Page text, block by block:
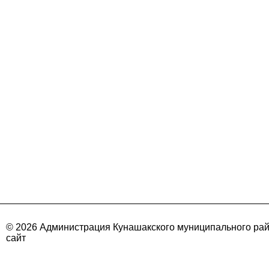
© 2026 Администрация Кунашакского муниципального
сайт